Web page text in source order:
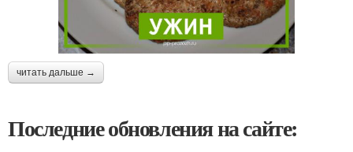
читать дальше →
Последние обновления на сайте: